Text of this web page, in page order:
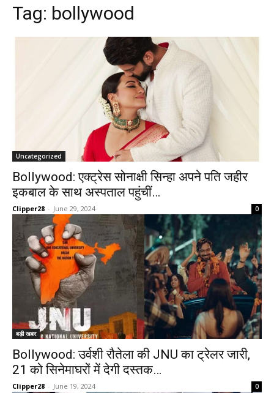
Tag: bollywood
Uncategorized
Bollywood: एक्ट्रेस सोनाक्षी सिन्हा अपने पति जहीर
इकबाल के साथ अस्पताल पहुंचीं…
Clipper28 - June 29, 2024 0
बड़ी खबर
Bollywood: उर्वशी रौतेला की JNU का ट्रेलर जारी,
21 को सिनेमाघरों में देगी दस्तक…
Clipper28 - June 19, 2024 0